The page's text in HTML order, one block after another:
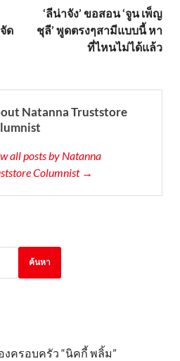
ด
‘ลีน่าจัง’ ขอสอน ‘จูน เพ็ญ
ชุลี’ พูดตรงๆสามีแบบนี้ หา
ที่ไหนไม่ได้แล้ว
Natanna Truststore
all posts by Natanna
Columnist →
ค้นหา
ครอบครัว “นิคกี้ พลิ้ม”